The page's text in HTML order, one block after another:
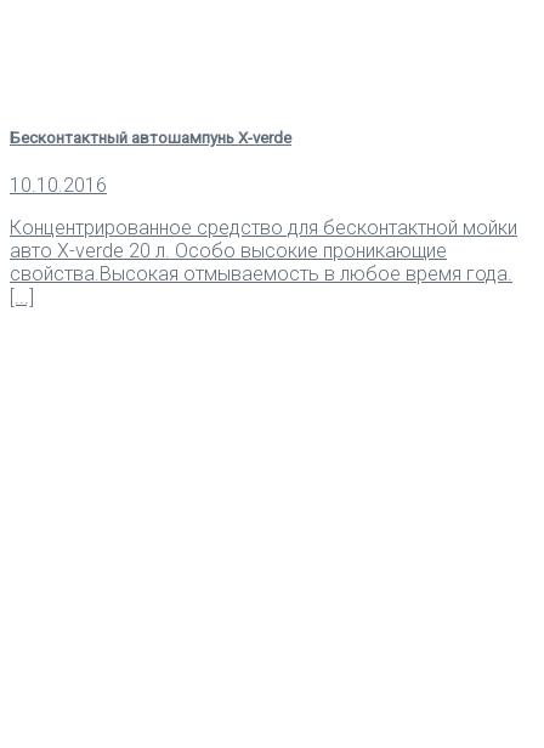
Бесконтактный автошампунь X-verde
10.10.2016
Концентрированное средство для бесконтактной мойки
авто X-verde 20 л. Особо высокие проникающие
свойства.Высокая отмываемость в любое время года.
[...]